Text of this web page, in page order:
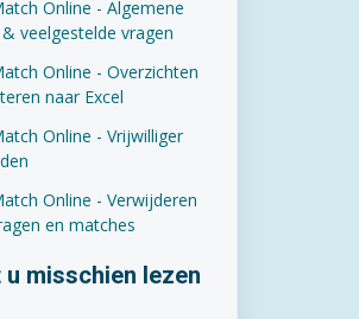
Online - Algemene
veelgestelde vragen
Online - Overzichten
naar Excel
Online - Vrijwilliger
Online - Verwijderen
en matches
u misschien lezen